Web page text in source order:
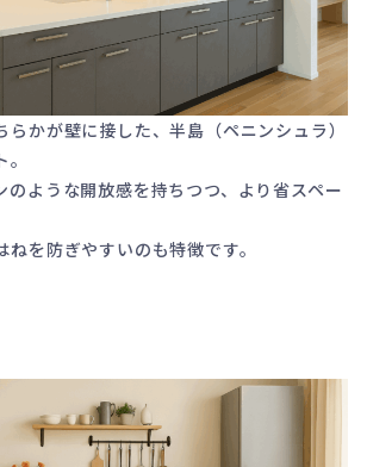
らかが壁に接した、半島（ペニンシュラ）
のような開放感を持ちつつ、より省スペー
を防ぎやすいのも特徴です。